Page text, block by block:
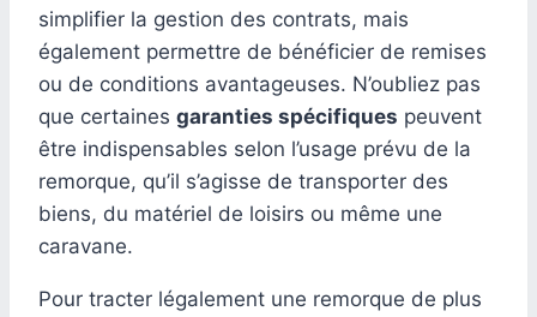
simplifier la gestion des contrats, mais
également permettre de bénéficier de remises
ou de conditions avantageuses. N’oubliez pas
que certaines garanties spécifiques peuvent
être indispensables selon l’usage prévu de la
remorque, qu’il s’agisse de transporter des
biens, du matériel de loisirs ou même une
caravane.
Pour tracter légalement une remorque de plus